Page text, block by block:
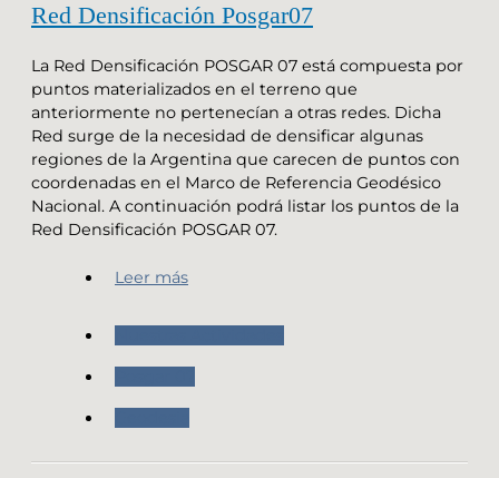
Red Densificación Posgar07
La Red Densificación POSGAR 07 está compuesta por
puntos materializados en el terreno que
anteriormente no pertenecían a otras redes. Dicha
Red surge de la necesidad de densificar algunas
regiones de la Argentina que carecen de puntos con
coordenadas en el Marco de Referencia Geodésico
Nacional. A continuación podrá listar los puntos de la
Red Densificación POSGAR 07.
Leer más